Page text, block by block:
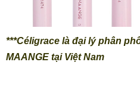
***Céligrace là đại lý phân
MAANGE tại Việt Nam